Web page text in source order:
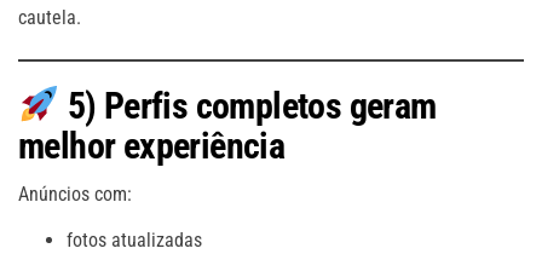
cautela.
5) Perfis completos geram
melhor experiência
Anúncios com:
fotos atualizadas